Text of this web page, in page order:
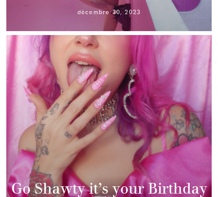
décembre 30, 2023
Go Shawty it’s your Birthday